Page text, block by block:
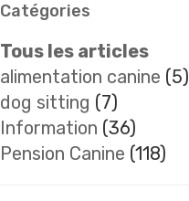
Catégories
Tous les articles
alimentation canine (5)
dog sitting (7)
Information (36)
Pension Canine (118)